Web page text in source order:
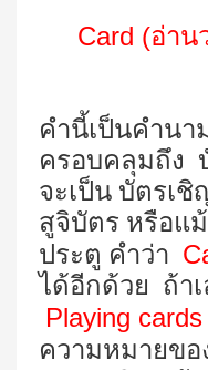
Card (อ่าน
คำนี้เป็นคำนา
ครอบคลุมถึง
จะเป็น บัตรเ
สูจิบัตร หรือแ
ประตู คำว่า
ได้อีกด้วย ถ้า
Playing cards
ความหมายขอ